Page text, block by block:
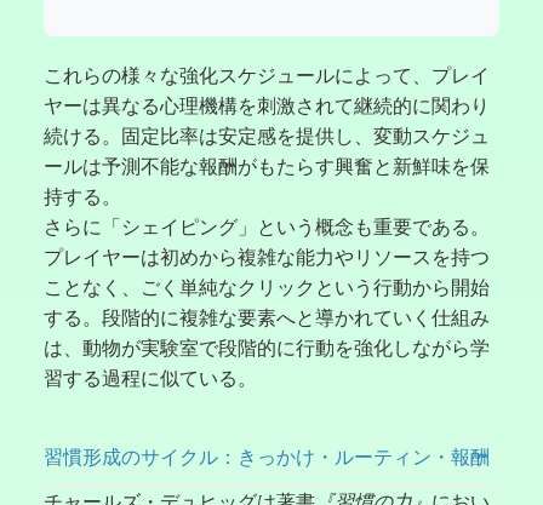
これらの様々な強化スケジュールによって、プレイ
ヤーは異なる心理機構を刺激されて継続的に関わり
続ける。固定比率は安定感を提供し、変動スケジュ
ールは予測不能な報酬がもたらす興奮と新鮮味を保
持する。
さらに「シェイピング」という概念も重要である。
プレイヤーは初めから複雑な能力やリソースを持つ
ことなく、ごく単純なクリックという行動から開始
する。段階的に複雑な要素へと導かれていく仕組み
は、動物が実験室で段階的に行動を強化しながら学
習する過程に似ている。
習慣形成のサイクル：きっかけ・ルーティン・報酬